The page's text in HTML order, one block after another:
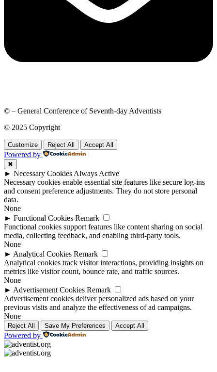
© – General Conference of Seventh-day Adventists
© 2025 Copyright
Customize Reject All Accept All
Powered by
✖
► Necessary Cookies Always Active
Necessary cookies enable essential site features like secure log-ins
and consent preference adjustments. They do not store personal
data.
None
► Functional Cookies Remark
Functional cookies support features like content sharing on social
media, collecting feedback, and enabling third-party tools.
None
► Analytical Cookies Remark
Analytical cookies track visitor interactions, providing insights on
metrics like visitor count, bounce rate, and traffic sources.
None
► Advertisement Cookies Remark
Advertisement cookies deliver personalized ads based on your
previous visits and analyze the effectiveness of ad campaigns.
None
Reject All Save My Preferences Accept All
Powered by